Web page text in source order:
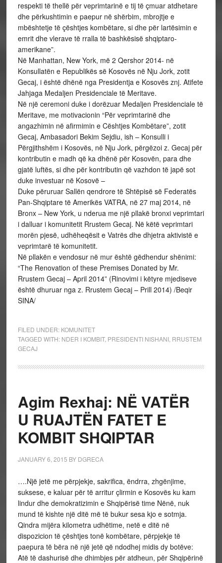
respekti të thellë për veprimtarinë e tij të çmuar atdhetare
dhe përkushtimin e paepur në shërbim, mbrojtje e
mbështetje të çështjes kombëtare, si dhe për lartësimin e
emrit dhe vlerave të rralla të bashkësisë shqiptaro-
amerikane”.
Në Manhattan, New York, më 2 Qershor 2014- në
Konsullatën e Republikës së Kosovës në Nju Jork, zotit
Gecaj, i është dhënë nga Presidentja e Kosovës znj. Atifete
Jahjaga Medaljen Presidenciale të Meritave.
Në një ceremoni duke i dorëzuar Medaljen Presidenciale të
Meritave, me motivacionin “Për veprimtarinë dhe
angazhimin në afirmimin e Cështjes Kombëtare”, zotit
Gecaj, Ambasadori Bekim Sejdiu, ish – Konsulli i
Përgjithshëm i Kosovës, në Nju Jork, përgëzoi z. Gecaj për
kontributin e madh që ka dhënë për Kosovën, para dhe
gjatë luftës, si dhe për kontributin që vazhdon të japë sot
duke investuar në Kosovë –
Duke përuruar Sallën qendrore të Shtëpisë së Federatës
Pan-Shqiptare të Amerikës VATRA, në 27 maj 2014, në
Bronx – New York, u nderua me një pllakë bronxi veprimtari
i dalluar i komunitetit Rrustem Gecaj. Në këtë veprimtari
morën pjesë, udhëheqësit e Vatrës dhe dhjetra aktivistë e
veprimtarë të komunitetit.
Në pllakën e vendosur në mur është gëdhendur shënimi:
“The Renovation of these Premises Donated by Mr.
Rrustem Gecaj – April 2014” (Rinovimi i këtyre mjediseve
është dhuruar nga z. Rrustem Gecaj – Prill 2014) /Beqir
SINA/
FILED UNDER: KOMUNITET
TAGGED WITH: NDER I KOMBIT, PRESIDENTI NISHANI, RRUSTEM
GECAJ
Agim Rexhaj: NË VATËR
U RUAJTËN FATET E
KOMBIT SHQIPTAR
JANUARY 6, 2015 BY DGRECA
….Një jetë me përpjekje, sakrifica, ëndrra, zhgënjime,
suksese, e kaluar për të arritur çlirmin e Kosovës ku kam
lindur dhe demokratizimin e Shqipërisë time Nënë, nuk
mund të kishte një ditë më të bukur sesa kjo e sotmja.
Qindra mijëra kilometra udhëtime, netë e ditë në
dispozicion të çështjes tonë kombëtare, përpjekje të
paepura të bëra në një jetë që ndodhej midis dy botëve:
Atë të dashurisë dhe dhimbjes për atdheun, për Shqipërinë